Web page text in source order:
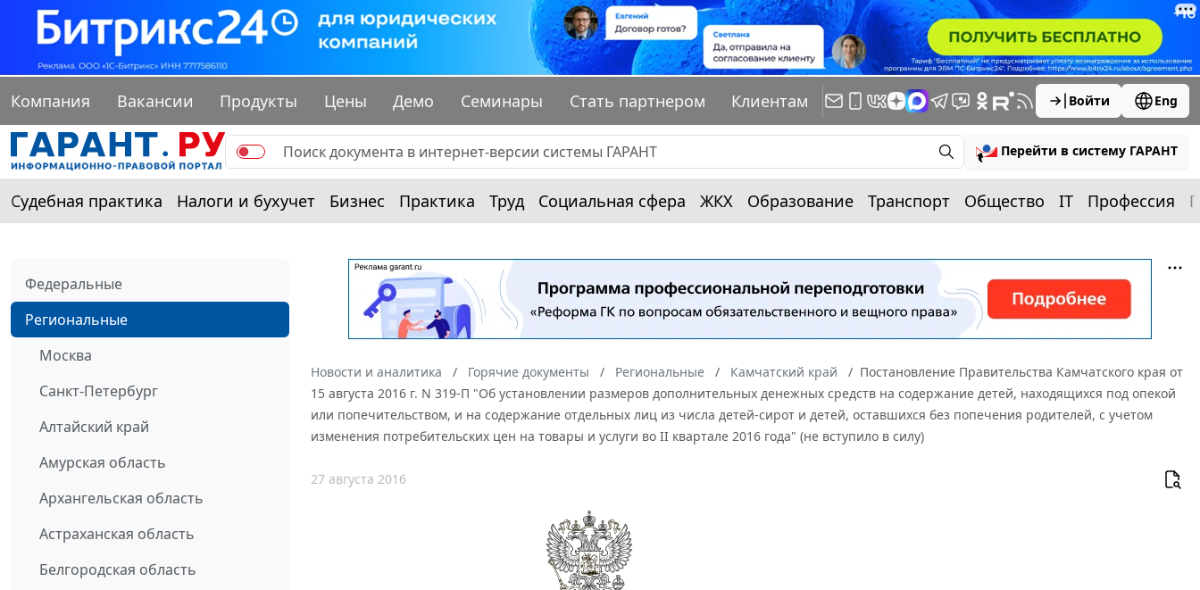
Компания Вакансии Продукты Цены Демо Семинары Стать партнером Клиентам Войти Eng
Перейти в систему ГАРАНТ
Судебная практика Налоги и бухучет Бизнес Практика Труд Социальная сфера ЖКХ Образование Транспорт Общество IT Профессия
Федеральные
Региональные
Москва
Санкт-Петербург
Алтайский край
Амурская область
Архангельская область
Астраханская область
Белгородская область
Новости и аналитика Горячие документы Региональные Камчатский край
Постановление Правительства Камчатского края от
15 августа 2016 г. N 319-П "Об установлении размеров дополнительных денежных средств на содержание детей, находящихся под опекой
или попечительством, и на содержание отдельных лиц из числа детей-сирот и детей, оставшихся без попечения родителей, с учетом
изменения потребительских цен на товары и услуги во II квартале 2016 года" (не вступило в силу)
27 августа 2016